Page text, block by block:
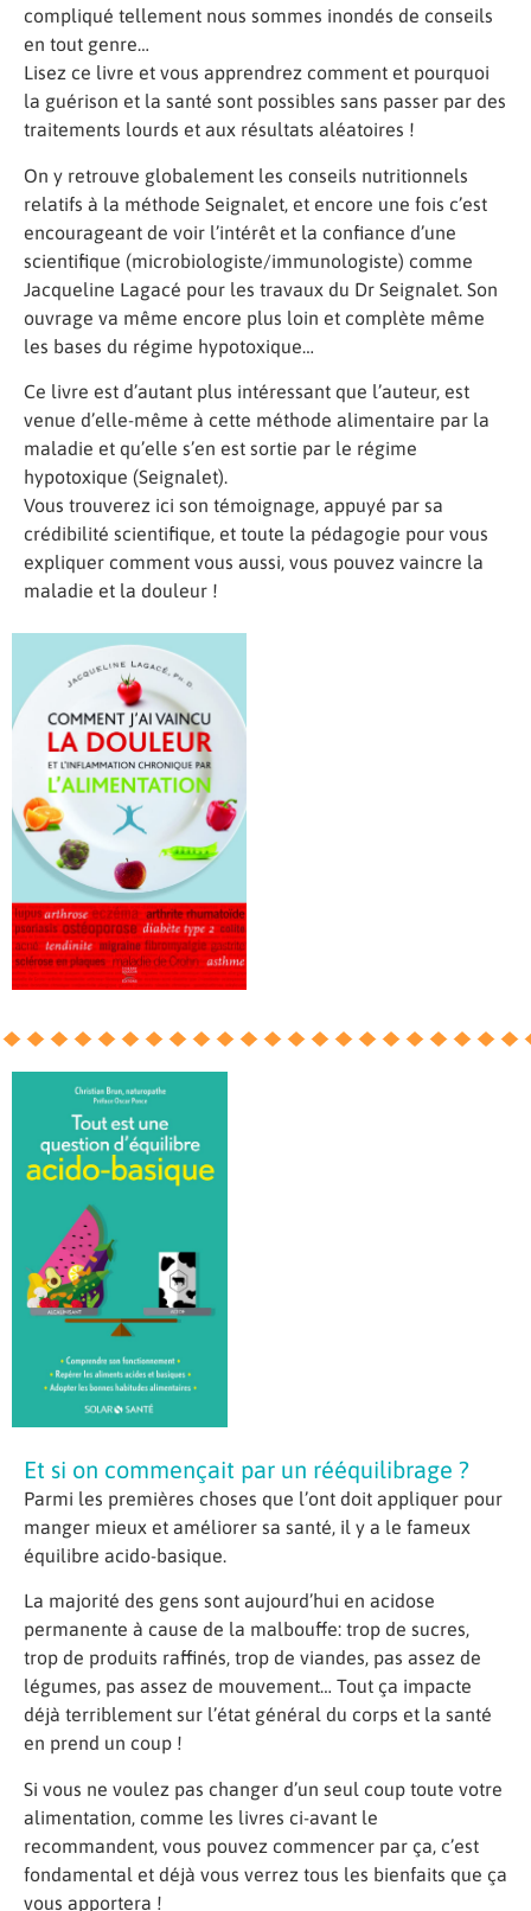
compliqué tellement nous sommes inondés de conseils
en tout genre…
Lisez ce livre et vous apprendrez comment et pourquoi
la guérison et la santé sont possibles sans passer par des
traitements lourds et aux résultats aléatoires !
On y retrouve globalement les conseils nutritionnels
relatifs à la méthode Seignalet, et encore une fois c’est
encourageant de voir l’intérêt et la confiance d’une
scientifique (microbiologiste/immunologiste) comme
Jacqueline Lagacé pour les travaux du Dr Seignalet. Son
ouvrage va même encore plus loin et complète même
les bases du régime hypotoxique…
Ce livre est d’autant plus intéressant que l’auteur, est
venue d’elle-même à cette méthode alimentaire par la
maladie et qu’elle s’en est sortie par le régime
hypotoxique (Seignalet).
Vous trouverez ici son témoignage, appuyé par sa
crédibilité scientifique, et toute la pédagogie pour vous
expliquer comment vous aussi, vous pouvez vaincre la
maladie et la douleur !
Et si on commençait par un rééquilibrage ?
Parmi les premières choses que l’ont doit appliquer pour
manger mieux et améliorer sa santé, il y a le fameux
équilibre acido-basique.
La majorité des gens sont aujourd’hui en acidose
permanente à cause de la malbouffe: trop de sucres,
trop de produits raffinés, trop de viandes, pas assez de
légumes, pas assez de mouvement… Tout ça impacte
déjà terriblement sur l’état général du corps et la santé
en prend un coup !
Si vous ne voulez pas changer d’un seul coup toute votre
alimentation, comme les livres ci-avant le
recommandent, vous pouvez commencer par ça, c’est
fondamental et déjà vous verrez tous les bienfaits que ça
vous apportera !